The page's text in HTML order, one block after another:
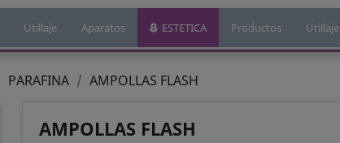
Utillaje Aparatos ESTETICA Productos Utillaje
PARAFINA AMPOLLAS FLASH
AMPOLLAS FLASH